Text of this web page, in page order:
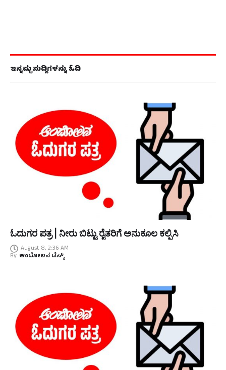
ಇನ್ನಷ್ಟು ಸುದ್ದಿಗಳನ್ನು ಓದಿ
ಓದುಗರ ಪತ್ರ | ನೀರು ಬಿಟ್ಟು ರೈತರಿಗೆ ಅನುಕೂಲ ಕಲ್ಪಿಸಿ
August 8, 2:36 AM
By ಆಂದೋಲನ ಡೆಸ್ಕ್